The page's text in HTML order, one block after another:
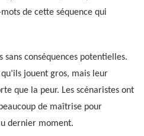
de cette séquence qui
sans conséquences potentielles.
jouent gros, mais leur
que la peur. Les scénaristes ont
de maîtrise pour
dernier moment.